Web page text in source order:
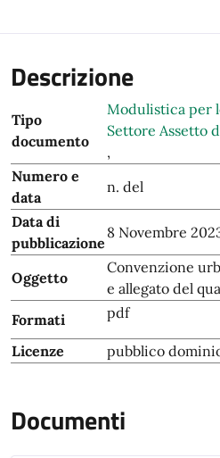
Descrizione
Tipo
documento
Modulistica per
Settore Assetto
,
Numero e
data
n. del
Data di
pubblicazione
8 Novembre
Oggetto
Convenzione
e allegato del
Formati
pdf
Licenze pubblico
Documenti